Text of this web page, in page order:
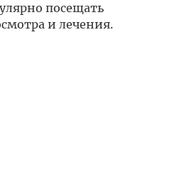
посещать
и лечения.